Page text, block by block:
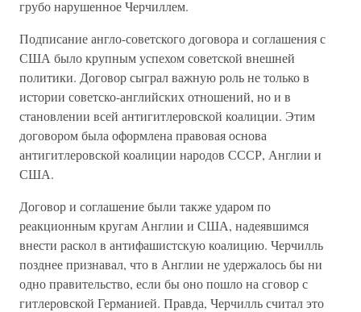
грубо нарушенное Черчиллем.
Подписание англо-советского договора и соглашения с
США было крупным успехом советской внешней
политики. Договор сыграл важную роль не только в
истории советско-английских отношений, но и в
становлении всей антигитлеровской коалиции. Этим
договором была оформлена правовая основа
антигитлеровской коалиции народов СССР, Англии и
США.
Договор и соглашение были также ударом по
реакционным кругам Англии и США, надеявшимся
внести раскол в антифашистскую коалицию. Черчилль
позднее признавал, что в Англии не удержалось бы ни
одно правительство, если бы оно пошло на сговор с
гитлеровской Германией. Правда, Черчилль считал это